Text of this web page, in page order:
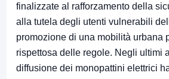
finalizzate al rafforzamento della
alla tutela degli utenti vulnerabili
promozione di una mobilità urbana
rispettosa delle regole. Negli ultimi
diffusione dei monopattini elettrici